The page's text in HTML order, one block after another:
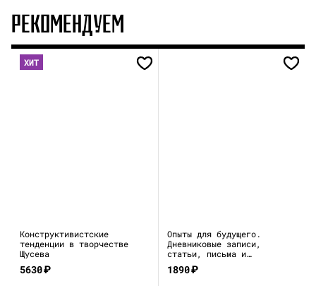
РЕКОМЕНДУЕМ
ХИТ
Конструктивистские
тенденции в творчестве
Щусева
5630₽
Опыты для будущего.
Дневниковые записи,
статьи, письма и
воспоминания
1890₽